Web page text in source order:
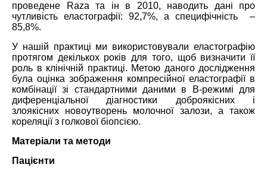
проведене Raza та ін в 2010, наводить дані про
чутливість еластографії: 92,7%, а специфічність –
85,8%.
У нашій практиці ми використовували еластографію
протягом декількох років для того, щоб визначити її
роль в клінічній практиці. Метою даного дослідження
була оцінка зображення компресійної еластографії в
комбінації зі стандартними даними в B-режимі для
диференціальної діагностики доброякісних і
злоякісних новоутворень молочної залози, а також
кореляції з голкової біопсією.
Матеріали та методи
Пацієнти